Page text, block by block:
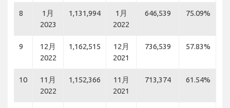
8
1月
2023
1,131,994
1月
2022
646,539 75.09%
9
12月
2022
1,162,515
12月
2021
736,539 57.83%
10
11月
2022
1,152,366
11月
2021
713,374 61.54%